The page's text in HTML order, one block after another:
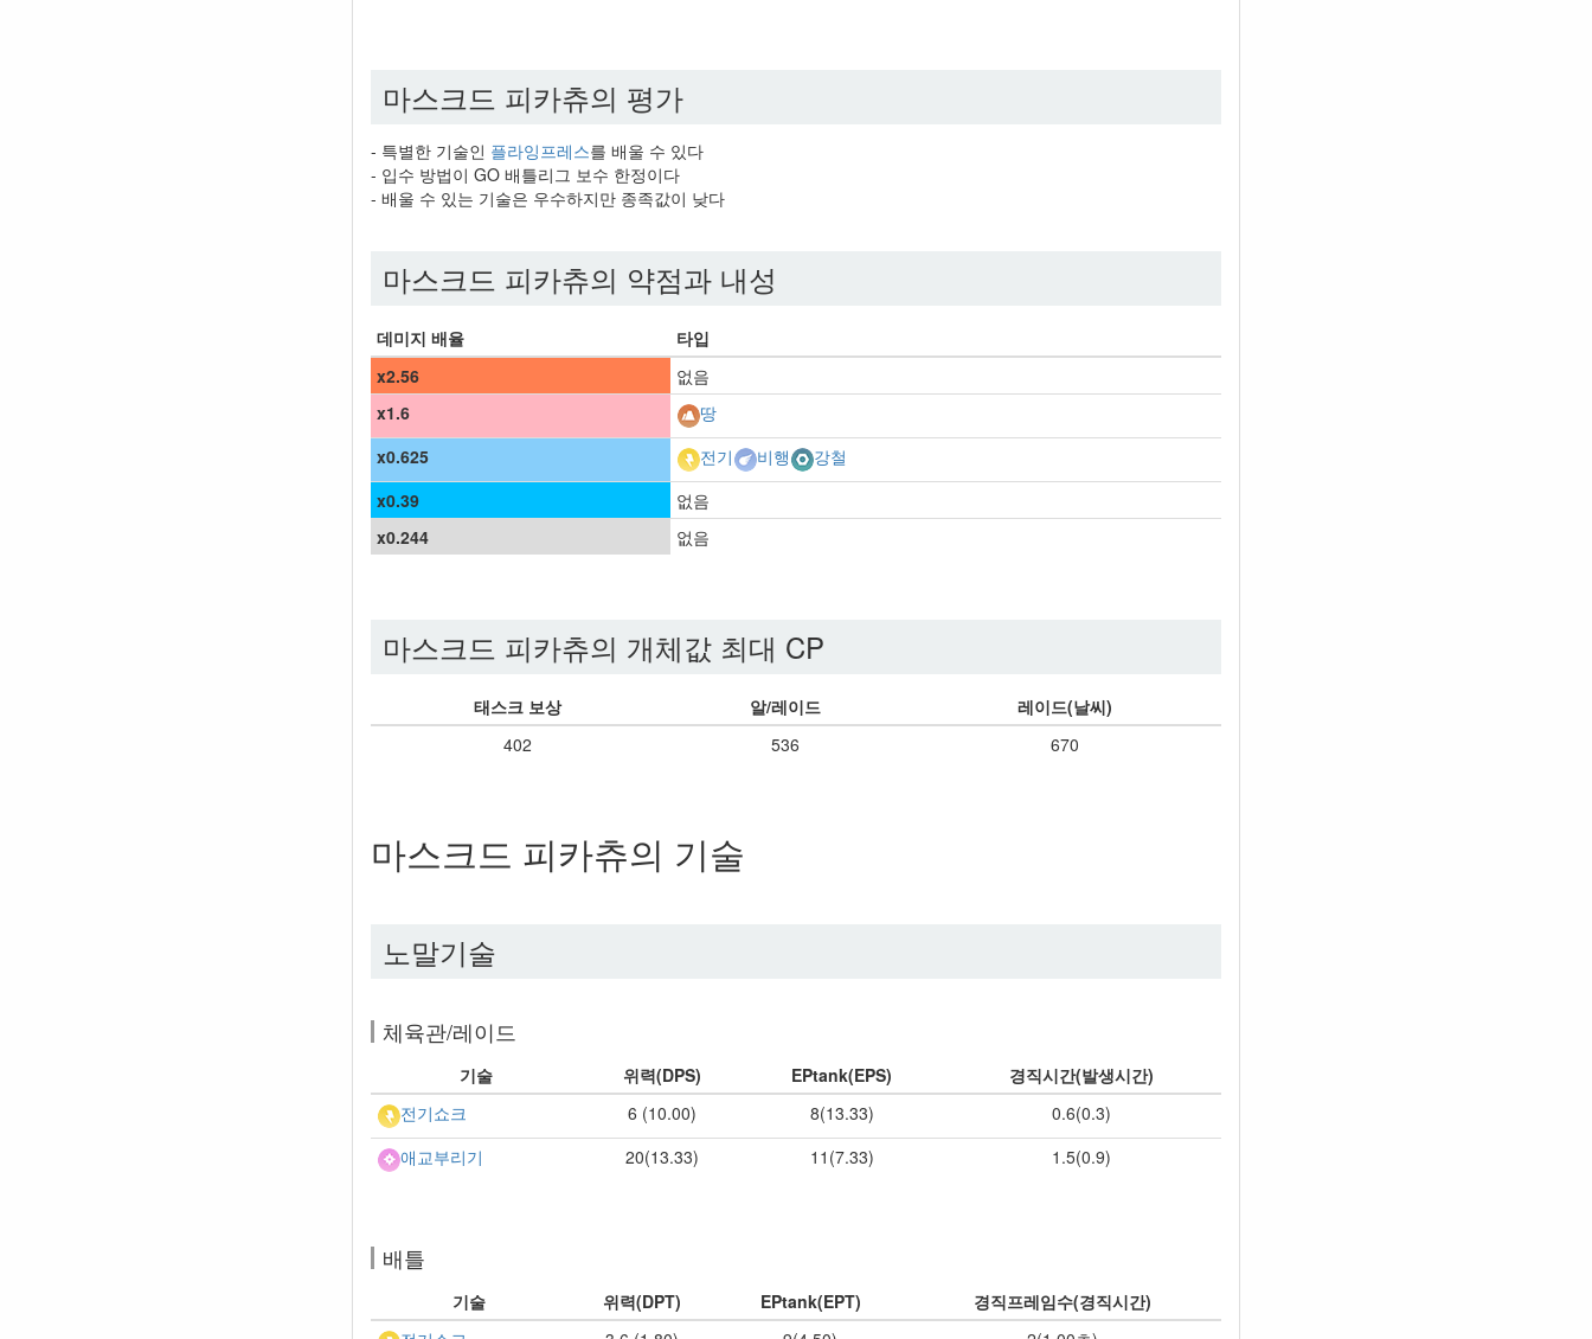
마스크드 피카츄의 평가
- 특별한 기술인 플라잉프레스를 배울 수 있다
- 입수 방법이 GO 배틀리그 보수 한정이다
- 배울 수 있는 기술은 우수하지만 종족값이 낮다
마스크드 피카츄의 약점과 내성
데미지 배율
타입
x2.56
없음
x1.6
땅
x0.625
전기 비행
강철
x0.39
없음
x0.244
없음
마스크드 피카츄의 개체값 최대 CP
태스크 보상 알/레이드
레이드(날씨)
402
536 670
마스크드 피카츄의 기술
노말기술
체육관/레이드
기술 위력(DPS) EPtank(EPS)
경직시간(발생시간)
전기쇼크
6 (10.00) 8(13.33)
0.6(0.3)
애교부리기
20(13.33) 11(7.33) 1.5(0.9)
배틀
기술 위력(DPT) EPtank(EPT)
경직프레임수(경직시간)